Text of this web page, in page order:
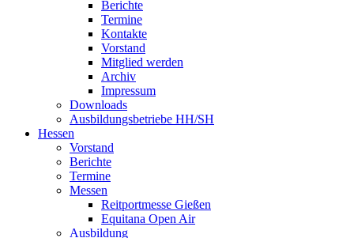
Berichte
Termine
Kontakte
Vorstand
Mitglied werden
Archiv
Impressum
Downloads
Ausbildungsbetriebe HH/SH
Hessen
Vorstand
Berichte
Termine
Messen
Reitportmesse Gießen
Equitana Open Air
Ausbildung